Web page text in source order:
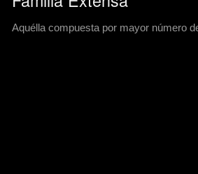
Aquélla compuesta por mayor número